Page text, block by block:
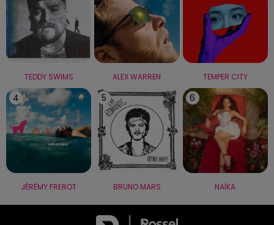
TEDDY SWIMS ALEX WARREN TEMPER CITY
4
JÉRÉMY FREROT
5
BRUNO MARS
6
NAÏKA